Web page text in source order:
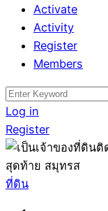
Activate
Activity
Register
Members
Search
for:
Log in
Register
ที่ดิน